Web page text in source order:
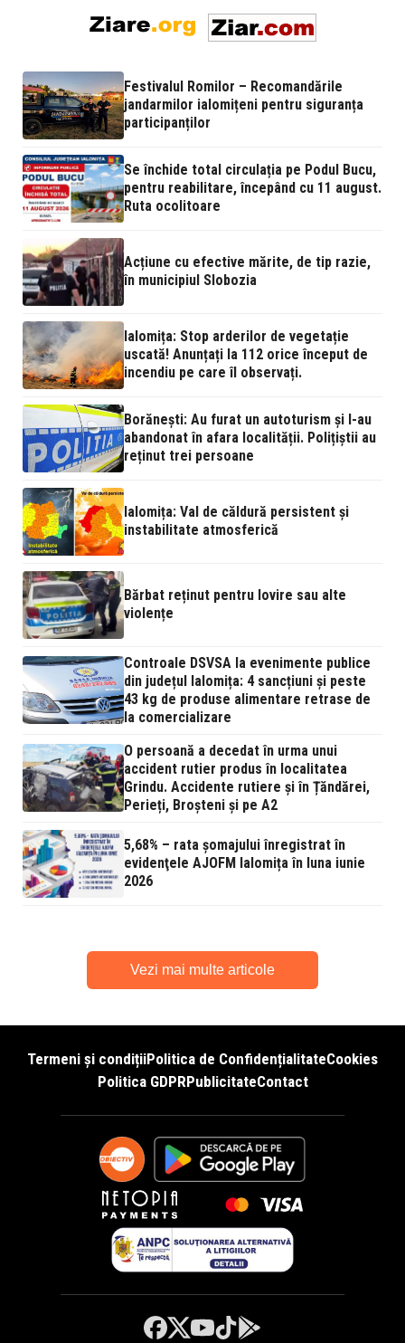
Festivalul Romilor – Recomandările
jandarmilor ialomițeni pentru siguranța
participanților
Se închide total circulația pe Podul Bucu,
pentru reabilitare, începând cu 11 august.
Ruta ocolitoare
Acțiune cu efective mărite, de tip razie,
în municipiul Slobozia
Ialomița: Stop arderilor de vegetație
uscată! Anunțați la 112 orice început de
incendiu pe care îl observați.
Borănești: Au furat un autoturism și l-au
abandonat în afara localității. Polițiștii au
reținut trei persoane
Ialomița: Val de căldură persistent și
instabilitate atmosferică
Bărbat reținut pentru lovire sau alte
violențe
Controale DSVSA la evenimente publice
din județul Ialomița: 4 sancțiuni și peste
43 kg de produse alimentare retrase de
la comercializare
O persoană a decedat în urma unui
accident rutier produs în localitatea
Grindu. Accidente rutiere și în Țăndărei,
Perieți, Broșteni și pe A2
5,68% – rata şomajului înregistrat în
evidenţele AJOFM Ialomița în luna iunie
2026
Vezi mai multe articole
Termeni și condițiiPolitica de ConfidențialitateCookies
Politica GDPRPublicitateContact